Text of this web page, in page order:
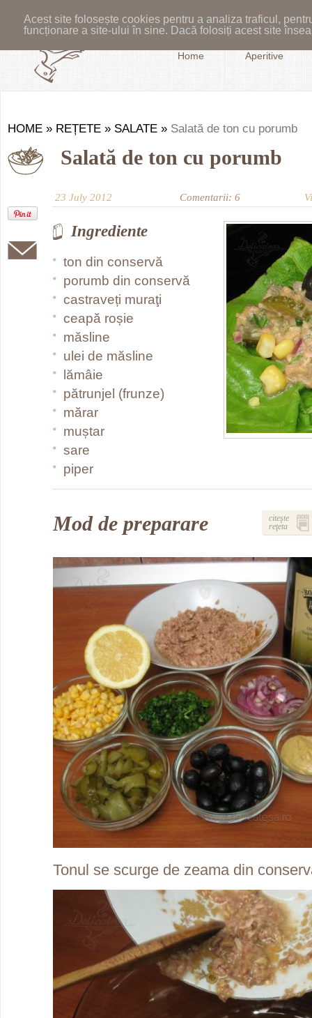
Acest site folosește cookies pentru a analiza traficul,
funcționare a site-ului în sine. Dacă folosiți acest site
Home Aperitive
HOME » REȚETE » SALATE » Salată de ton cu porumb
Salată de ton cu porumb
23 July 2012 Comentarii: 6
Ingrediente
ton din conservă
porumb din conservă
castraveți muraţi
ceapă roșie
măsline
ulei de măsline
lămâie
pătrunjel (frunze)
mărar
muștar
sare
piper
Mod de preparare
citeşte
reţeta
Tonul se scurge de zeama din